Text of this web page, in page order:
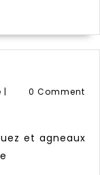
GASTINI
|
0 Comment